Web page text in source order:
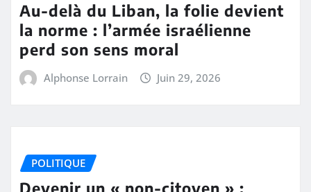
Au-delà du Liban, la folie devient
la norme : l’armée israélienne
perd son sens moral
Alphonse Lorrain Juin 29, 2026
POLITIQUE